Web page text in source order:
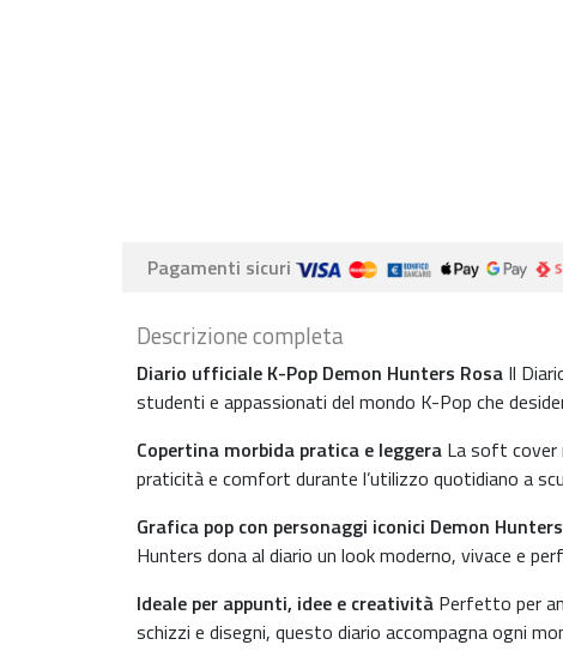
Pagamenti sicuri
Descrizione completa
Diario ufficiale K-Pop Demon Hunters Rosa Il
studenti e appassionati del mondo K-Pop che
Copertina morbida pratica e leggera La soft cover
praticità e comfort durante l’utilizzo quotidiano a
Grafica pop con personaggi iconici Demon Hunters
Hunters dona al diario un look moderno, vivace e
Ideale per appunti, idee e creatività Perfetto per
schizzi e disegni, questo diario accompagna ogni